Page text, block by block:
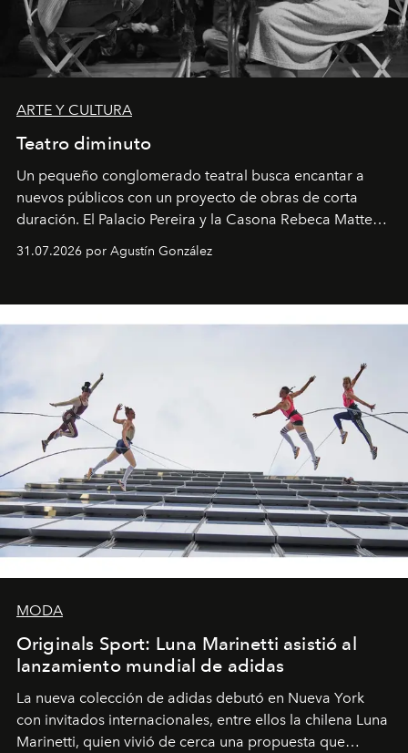
ARTE Y CULTURA
Teatro diminuto
Un pequeño conglomerado teatral busca encantar a
nuevos públicos con un proyecto de obras de corta
duración. El Palacio Pereira y la Casona Rebeca Matte
son algunos de los lugares que han albergado estas
miniobras. Sus puestas en escena son limpias; ponen el
31.07.2026 por Agustín González
MODA
Originals Sport: Luna Marinetti asistió al
lanzamiento mundial de adidas
La nueva colección de adidas debutó en Nueva York
con invitados internacionales, entre ellos la chilena Luna
Marinetti, quien vivió de cerca una propuesta que